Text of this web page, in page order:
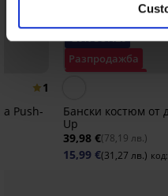
1
Push-
-20% SUN20
Разпродажба
Бански костюм от
Up
39,98 €(78,19 лв.)
15,99 €(31,27 лв.) код: